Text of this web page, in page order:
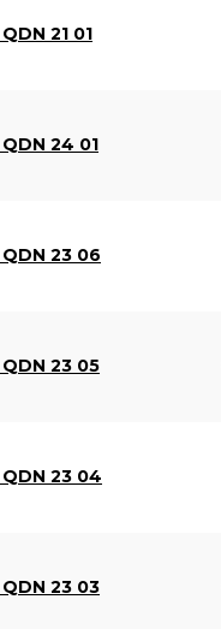
21 01
24 01
23 06
23 05
23 04
23 03